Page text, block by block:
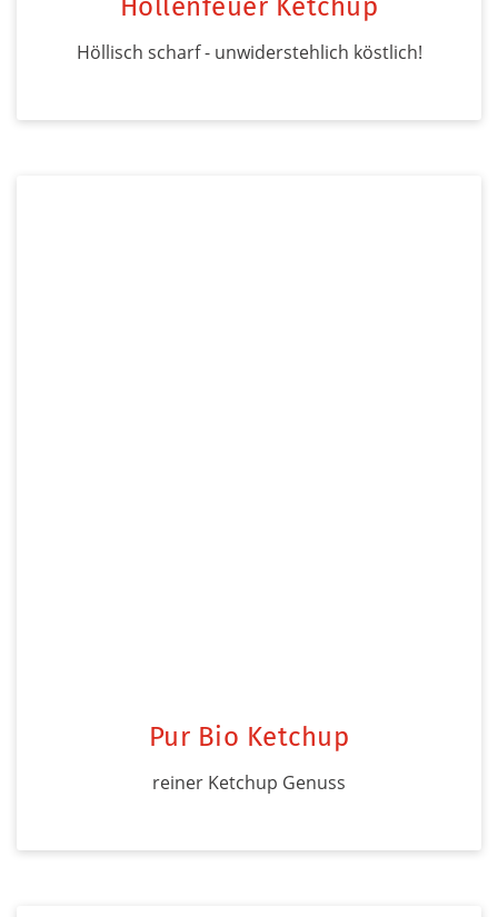
Höllenfeuer Ketchup
Höllisch scharf - unwiderstehlich köstlich!
Pur Bio Ketchup
reiner Ketchup Genuss